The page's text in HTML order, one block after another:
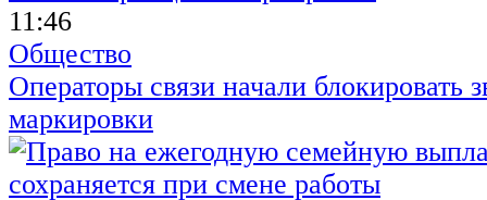
11:46
Общество
Операторы связи начали блокировать
маркировки